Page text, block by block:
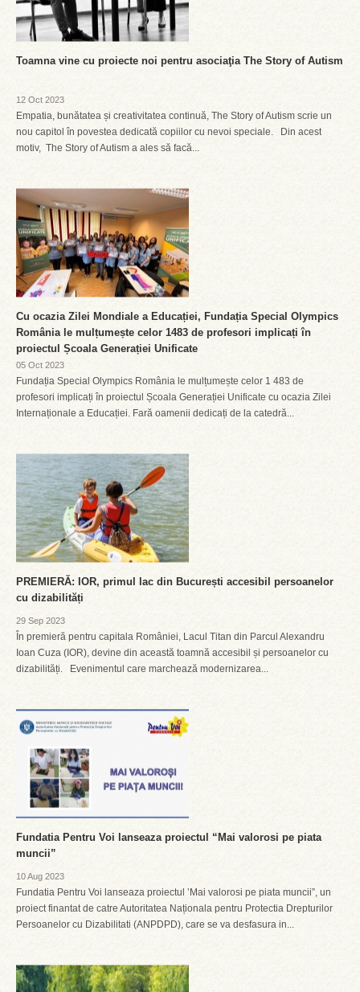
Toamna vine cu proiecte noi pentru asociaţia The Story of Autism
12 Oct 2023
Empatia, bunătatea și creativitatea continuă, The Story of Autism scrie un
nou capitol în povestea dedicată copiilor cu nevoi speciale. Din acest
motiv, The Story of Autism a ales să facă...
Cu ocazia Zilei Mondiale a Educației, Fundația Special Olympics
România le mulțumește celor 1483 de profesori implicați în
proiectul Școala Generației Unificate
05 Oct 2023
Fundația Special Olympics România le mulțumește celor 1 483 de
profesori implicați în proiectul Școala Generației Unificate cu ocazia Zilei
Internaționale a Educației. Fară oamenii dedicați de la catedră...
PREMIERĂ: IOR, primul lac din București accesibil persoanelor
cu dizabilități
29 Sep 2023
În premieră pentru capitala României, Lacul Titan din Parcul Alexandru
Ioan Cuza (IOR), devine din această toamnă accesibil și persoanelor cu
dizabilități. Evenimentul care marchează modernizarea...
Fundatia Pentru Voi lanseaza proiectul “Mai valorosi pe piata
muncii”
10 Aug 2023
Fundatia Pentru Voi lanseaza proiectul ’Mai valorosi pe piata muncii”, un
proiect finantat de catre Autoritatea Naționala pentru Protectia Drepturilor
Persoanelor cu Dizabilitati (ANPDPD), care se va desfasura in...